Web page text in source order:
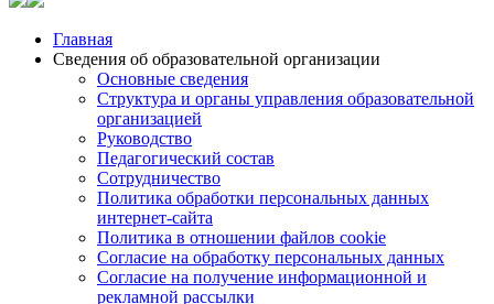
Главная
Сведения об образовательной организации
Основные сведения
Структура и органы управления образовательной
организацией
Руководство
Педагогический состав
Сотрудничество
Политика обработки персональных данных
интернет-сайта
Политика в отношении файлов cookie
Согласие на обработку персональных данных
Согласие на получение информационной и
рекламной рассылки